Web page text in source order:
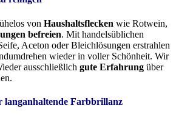
von Haushaltsflecken wie Rotwein,
befreien. Mit handelsüblichen
Aceton oder Bleichlösungen erstrahlen
wieder in voller Schönheit. Wir
ausschließlich gute Erfahrung über
langanhaltende Farbbrillanz